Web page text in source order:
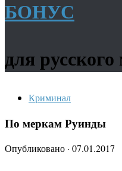
БОНУС
для
Криминал
По меркам Руинды
Опубликовано · 07.01.2017